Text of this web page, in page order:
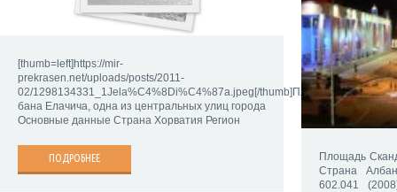
[thumb=left]https://mir-
prekrasen.net/uploads/posts/2011-
02/1298134331_1Jela%C4%8Di%C4%87a.jpeg[/thumb]Площадь
бана Елачича, одна из центральных улиц города
Основные данные Страна Хорватия Регион
ПОДРОБНЕЕ
Площадь
Страна
602.041